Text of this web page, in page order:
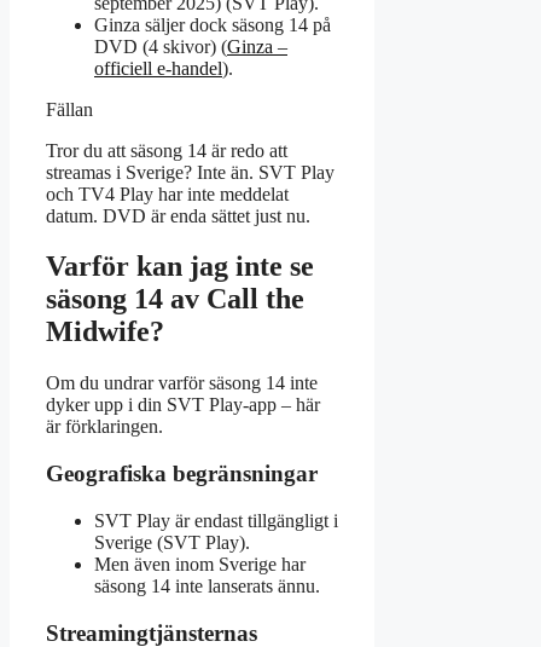
Ginza säljer dock säsong 14 på
DVD (4 skivor) (Ginza –
officiell e-handel).
Fällan
Tror du att säsong 14 är redo att
streamas i Sverige? Inte än. SVT Play
och TV4 Play har inte meddelat
datum. DVD är enda sättet just nu.
Varför kan jag inte se
säsong 14 av Call the
Midwife?
Om du undrar varför säsong 14 inte
dyker upp i din SVT Play-app – här
är förklaringen.
Geografiska begränsningar
SVT Play är endast tillgängligt i
Sverige (SVT Play).
Men även inom Sverige har
säsong 14 inte lanserats ännu.
Streamingtjänsternas